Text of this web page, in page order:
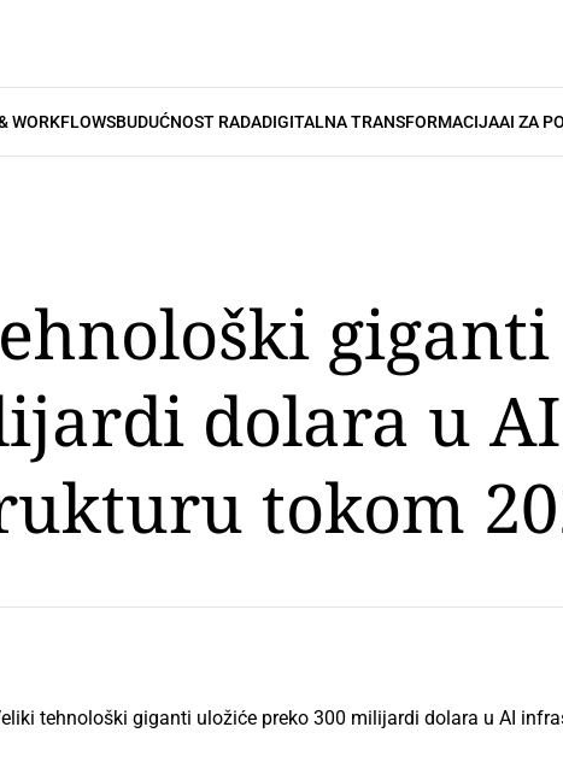
WORKFLOWSBUDUĆNOST RADADIGITALNA TRANSFORMACIJAAI ZA
dolara u AI
tokom